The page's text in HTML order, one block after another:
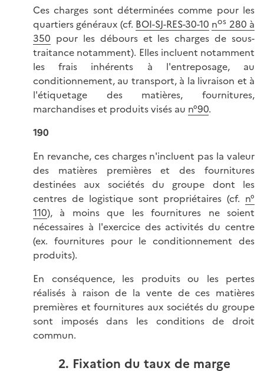
Ces charges sont déterminées comme pour les
quartiers généraux (cf. BOI-SJ-RES-30-10 nos 280 à
350 pour les débours et les charges de sous-
traitance notamment). Elles incluent notamment
les frais inhérents à l'entreposage, au
conditionnement, au transport, à la livraison et à
l'étiquetage des matières, fournitures,
marchandises et produits visés au n°90.
190
En revanche, ces charges n'incluent pas la valeur
des matières premières et des fournitures
destinées aux sociétés du groupe dont les
centres de logistique sont propriétaires (cf. n°
110), à moins que les fournitures ne soient
nécessaires à l'exercice des activités du centre
(ex. fournitures pour le conditionnement des
produits).
En conséquence, les produits ou les pertes
réalisés à raison de la vente de ces matières
premières et fournitures aux sociétés du groupe
sont imposés dans les conditions de droit
commun.
2. Fixation du taux de marge